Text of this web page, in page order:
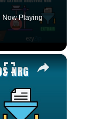
Now Playing
×